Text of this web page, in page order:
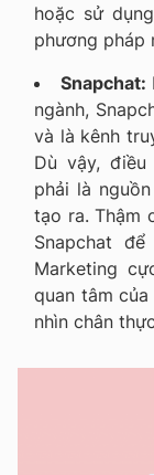
hoặc sử
phương pháp
Snapchat:
ngành,
và là kênh
Dù vậy,
phải là
tạo ra. Thậm
Snapchat
Marketing
quan tâm
nhìn chân